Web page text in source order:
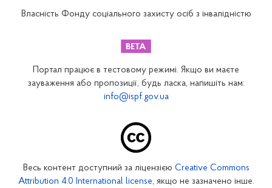
Закарпатське відділення
Запорізьке відділення
Кіровоградське відділення
Власність Фонду соціального захисту осіб з інвалідністю
Портал працює в тестовому режимі. Якщо ви маєте
зауваження або пропозиції, будь ласка, напишіть нам:
info@ispf.gov.ua
Весь контент доступний за ліцензією Creative Commons
Attribution 4.0 International license, якщо не зазначено інше.